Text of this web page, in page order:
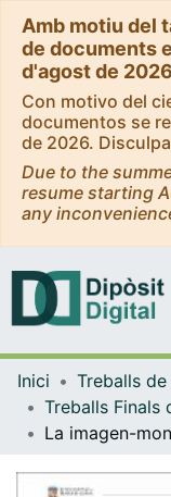
Amb motiu del
de documents
d'agost de
Con motivo del
documentos se
de 2026.
Due to the
resume starting
any
Inici
Treballs